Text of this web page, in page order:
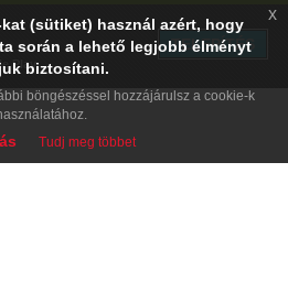
(sütiket) használ azért, hogy
során a lehető legjobb élményt
biztosítani.
böngészéssel hozzájárulsz a cookie-k
Tudj meg többet
x
Play
TELEPÍTÉS